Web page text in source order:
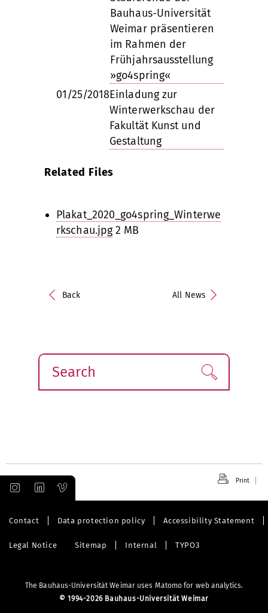
Bauhaus-Universität
Weimar präsentieren
im Rahmen der
Frühjahrsausstellung
»go4spring«
01/25/2018Einladung zur
Winterwerkschau der
Fakultät Kunst und
Gestaltung
Related Files
Plakat_2020_go4spring_Winterwe
rkschau.jpg2 MB
Back All News
Search Find!
Print
Contact Data protection policy Accessibility Statement
Legal Notice Sitemap Internal TYPO3
The Bauhaus-Universität Weimar uses Matomo for web analytics.
© 1994-2026 Bauhaus-Universität Weimar